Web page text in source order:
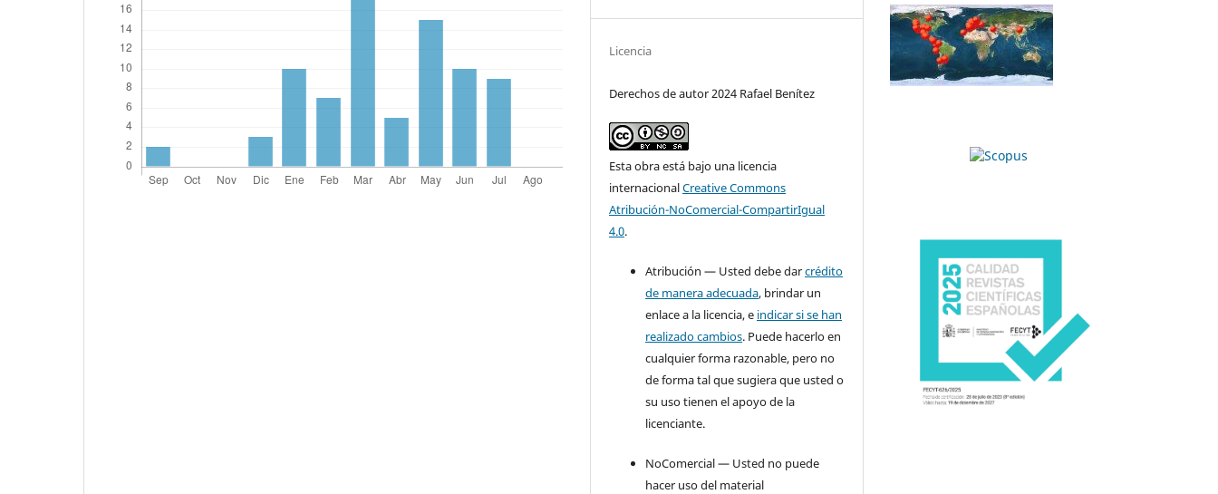
Licencia
Derechos de autor 2024 Rafael Benítez
Esta obra está bajo una licencia
internacionalCreative Commons
Atribución-NoComercial-CompartirIgual
4.0.
Atribución — Usted debe darcrédito
de manera adecuada, brindar un
enlace a la licencia, e indicar si se han
realizado cambios. Puede hacerlo en
cualquier forma razonable, pero no
de forma tal que sugiera que usted o
su uso tienen el apoyo de la
licenciante.
NoComercial — Usted no puede
hacer uso del material